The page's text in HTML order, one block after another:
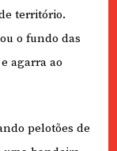
território.
o fundo das
agarra ao
pelotões de